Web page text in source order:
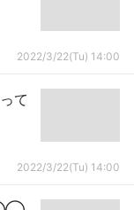
2022/3/22(Tu) 14:00
て
2022/3/22(Tu) 14:00